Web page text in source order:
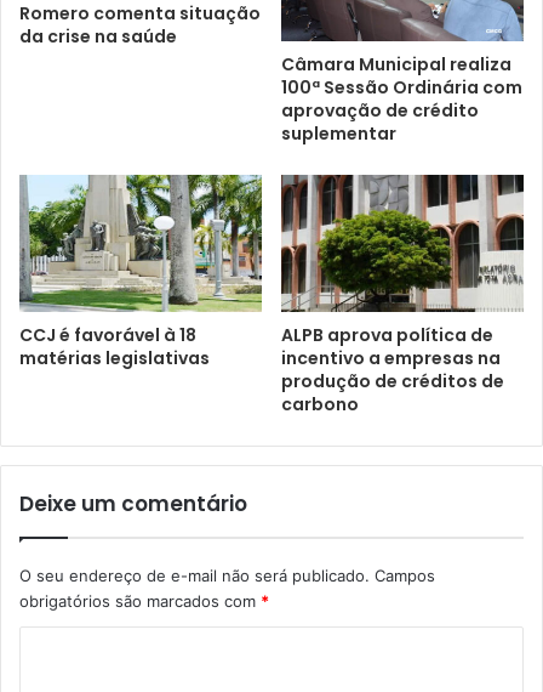
Romero comenta situação
da crise na saúde
Câmara Municipal realiza
100ª Sessão Ordinária com
aprovação de crédito
suplementar
CCJ é favorável à 18
matérias legislativas
ALPB aprova política de
incentivo a empresas na
produção de créditos de
carbono
Deixe um comentário
O seu endereço de e-mail não será publicado. Campos
obrigatórios são marcados com *